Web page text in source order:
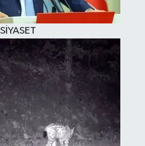
SİYASET